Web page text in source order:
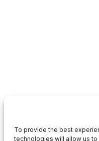
To provide the best
technologies will allow us